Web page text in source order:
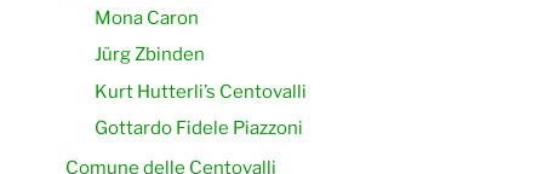
Mona Caron
Jürg Zbinden
Kurt Hutterli’s Centovalli
Gottardo Fidele Piazzoni
Comune delle Centovalli